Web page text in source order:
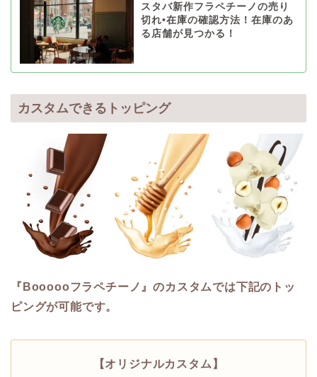
スタバ新作フラペチーノの売り
切れ•在庫の確認方法！在庫のあ
る店舗が見つかる！
カスタムできるトッピング
『Boooooフラペチーノ』のカスタムでは下記のトッ
ピングが可能です。
【オリジナルカスタム】